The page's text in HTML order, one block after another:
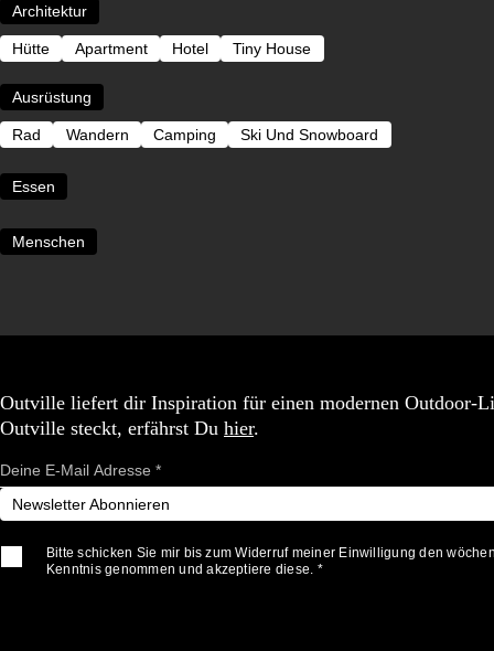
Architektur
Hütte Apartment Hotel Tiny House
Ausrüstung
Rad Wandern Camping Ski Und Snowboard
Essen
Menschen
Outville liefert dir Inspiration für einen modernen Outdoor-
Outville steckt, erfährst Du hier.
Newsletter Abonnieren
Bitte schicken Sie mir bis zum Widerruf meiner Einwilligung den
Kenntnis genommen und akzeptiere diese. *